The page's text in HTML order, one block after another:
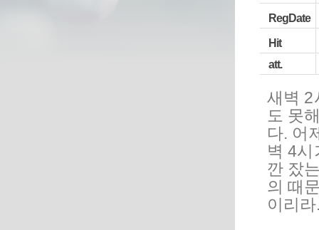
RegDate
Hit
att.
새벽 2
도 못
다. 어
벽 4시
깐 잤
의 때
이리